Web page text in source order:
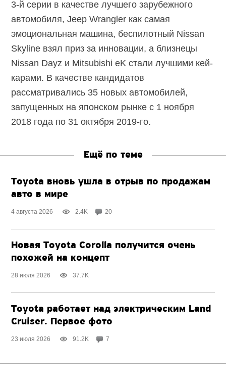
3-й серии в качестве лучшего зарубежного
автомобиля, Jeep Wrangler как самая
эмоциональная машина, беспилотный Nissan
Skyline взял приз за инновации, а близнецы
Nissan Dayz и Mitsubishi eK стали лучшими кей-
карами. В качестве кандидатов
рассматривались 35 новых автомобилей,
запущенных на японском рынке с 1 ноября
2018 года по 31 октября 2019-го.
Ещё по теме
Toyota вновь ушла в отрыв по продажам
авто в мире
4 августа 2026 2.4K 20
Новая Toyota Corolla получится очень
похожей на концепт
28 июля 2026 37.7K
Toyota работает над электрическим Land
Cruiser. Первое фото
23 июля 2026 91.2K 7